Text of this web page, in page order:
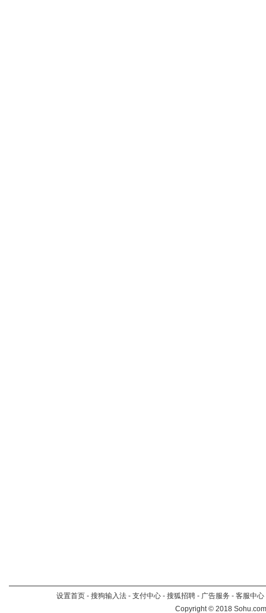
设置首页 - 搜狗输入法 - 支付中心 - 搜狐招聘 - 广告服务 - 客服中心
Copyright©2018